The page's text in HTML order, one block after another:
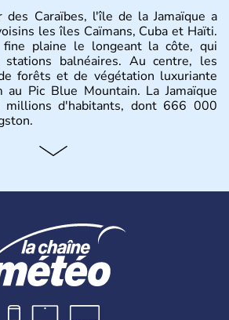
des Caraïbes, l'île de la Jamaïque a
les îles Caïmans, Cuba et Haïti.
plaine le longeant la côte, qui
balnéaires. Au centre, les
forêts et de végétation luxuriante
Pic Blue Mountain. La Jamaïque
d'habitants, dont 666 000